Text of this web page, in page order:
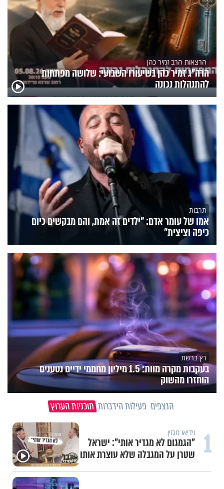
הרצאות הרב זמיר כהן
הרה"ג זמיר כהן בשיעורו השבועי: שלושה מפתחות
להתנהלות נכונה
תרבות
אמו של עומר אדם: "ילדים זה אמת, והם מבקשים כיום
כיפה וציצית"
רץ ברשת
בעקבות מקרה מוות: 1.5 מיליון מחממי ידיים נטענים
הוחזרו מהשוק
הנצפים פעילות הידברות תוכניות הערוץ
1 וידיאו מגזין
"הגמגום לא מגדיר אותי": ישראל
שטרן על המגבלה שלא עוצרת אותו